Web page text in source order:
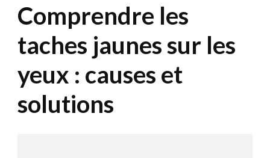
Comprendre les
taches jaunes sur les
yeux : causes et
solutions